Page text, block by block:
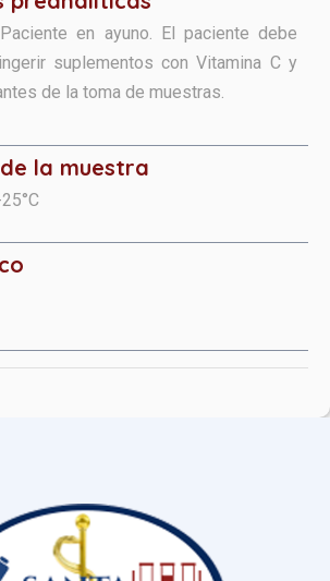
en ayuno. El paciente debe
suplementos con Vitamina C y
de la toma de muestras.
la muestra